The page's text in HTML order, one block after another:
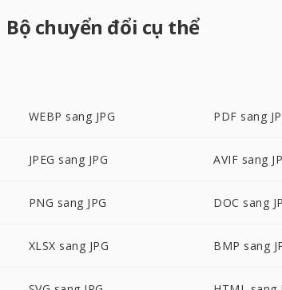
Bộ chuyển đổi cụ thể
WEBP sang JPG PDF sang
JPEG sang JPG AVIF sang
PNG sang JPG DOC sang
XLSX sang JPG BMP sang